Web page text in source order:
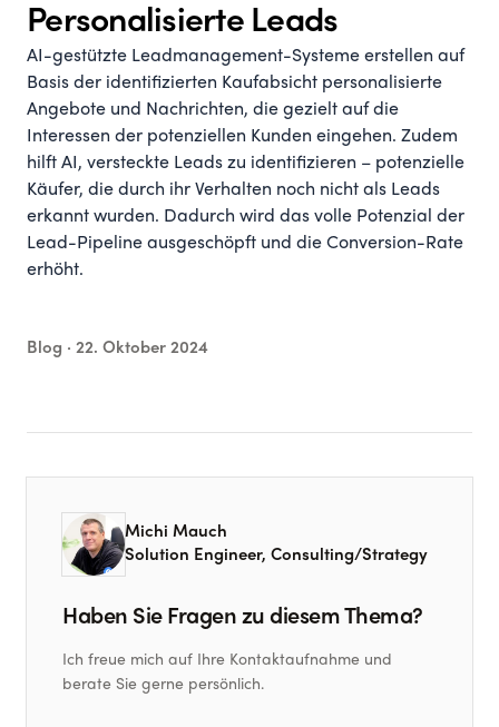
Personalisierte Leads
AI-gestützte Leadmanagement-Systeme erstellen auf
Basis der identifizierten Kaufabsicht personalisierte
Angebote und Nachrichten, die gezielt auf die
Interessen der potenziellen Kunden eingehen. Zudem
hilft AI, versteckte Leads zu identifizieren – potenzielle
Käufer, die durch ihr Verhalten noch nicht als Leads
erkannt wurden. Dadurch wird das volle Potenzial der
Lead-Pipeline ausgeschöpft und die Conversion-Rate
erhöht.
Blog · 22. Oktober 2024
Michi Mauch
Solution Engineer, Consulting/Strategy
Haben Sie Fragen zu diesem Thema?
Ich freue mich auf Ihre Kontaktaufnahme und
berate Sie gerne persönlich.